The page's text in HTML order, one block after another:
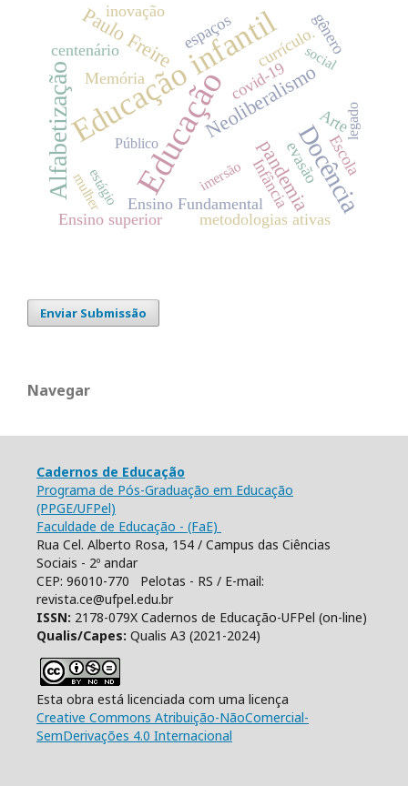
Educação
Educação infantil
Docência
Alfabetização pandemia
Paulo Freire
Neoliberalismo
covid-19
currículo.
Ensino Fundamental
evasão
Infância
metodologias ativas
espaços
Arte
Ensino superior
Memória
gênero
centenário
Escola
inovação
Público
estágio imersão
mulher
legado
social
Enviar Submissão
Navegar
Cadernos de Educação
Programa de Pós-Graduação em Educação
(PPGE/UFPel)
Faculdade de Educação - (FaE)
Rua Cel. Alberto Rosa, 154 / Campus das Ciências
Sociais - 2º andar
CEP: 96010-770 Pelotas - RS / E-mail:
revista.ce@ufpel.edu.br
ISSN: 2178-079X Cadernos de Educação-UFPel (on-line)
Qualis/Capes: Qualis A3 (2021-2024)
Esta obra está licenciada com uma licença
Creative Commons Atribuição-NãoComercial-
SemDerivações 4.0 Internacional